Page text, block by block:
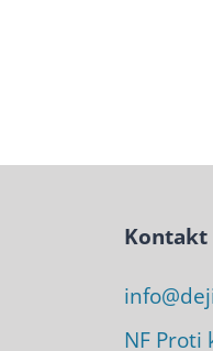
Kontakt
NF Proti